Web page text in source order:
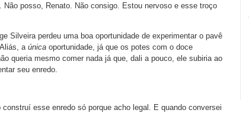
Não posso, Renato. Não consigo. Estou nervoso e esse troço
Silveira perdeu uma boa oportunidade de experimentar o pavê
a única oportunidade, já que os potes com o doce
queria mesmo comer nada já que, dali a pouco, ele subiria ao
seu enredo.
esse enredo só porque acho legal. E quando conversei